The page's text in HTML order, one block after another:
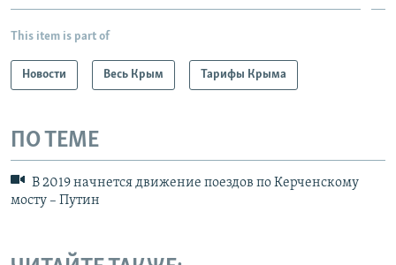
This item is part of
Новости Весь Крым Тарифы Крыма
ПО ТЕМЕ
В 2019 начнется движение поездов по Керченскому
мосту – Путин